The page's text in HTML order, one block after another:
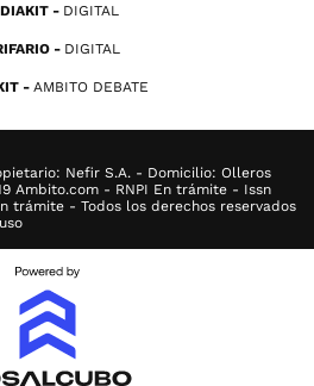
DIGITAL
DIGITAL
AMBITO DEBATE
Nefir S.A. - Domicilio: Olleros
Ambito.com - RNPI En trámite - Issn
trámite - Todos los derechos reservados